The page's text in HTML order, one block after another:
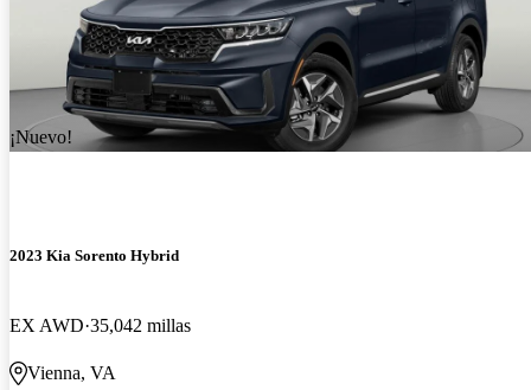
¡Nuevo!
2023 Kia Sorento Hybrid
EX AWD 35,042 millas
Vienna, VA